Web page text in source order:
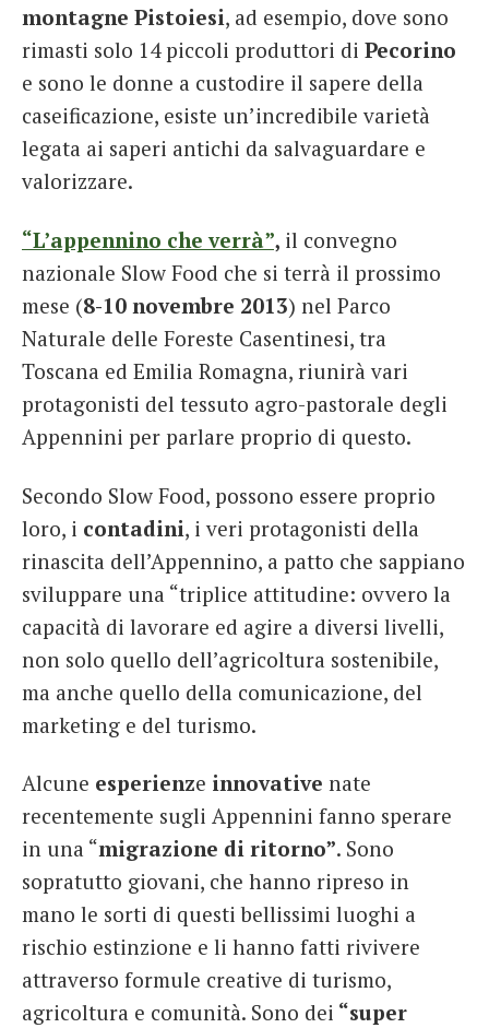
montagne Pistoiesi, ad esempio, dove sono
rimasti solo 14 piccoli produttori di Pecorino
e sono le donne a custodire il sapere della
caseificazione, esiste un’incredibile varietà
legata ai saperi antichi da salvaguardare e
valorizzare.
“L’appennino che verrà”, il convegno
nazionale Slow Food che si terrà il prossimo
mese (8-10 novembre 2013) nel Parco
Naturale delle Foreste Casentinesi, tra
Toscana ed Emilia Romagna, riunirà vari
protagonisti del tessuto agro-pastorale degli
Appennini per parlare proprio di questo.
Secondo Slow Food, possono essere proprio
loro, i contadini, i veri protagonisti della
rinascita dell’Appennino, a patto che sappiano
sviluppare una “triplice attitudine: ovvero la
capacità di lavorare ed agire a diversi livelli,
non solo quello dell’agricoltura sostenibile,
ma anche quello della comunicazione, del
marketing e del turismo.
Alcune esperienze innovative nate
recentemente sugli Appennini fanno sperare
in una “migrazione di ritorno”. Sono
sopratutto giovani, che hanno ripreso in
mano le sorti di questi bellissimi luoghi a
rischio estinzione e li hanno fatti rivivere
attraverso formule creative di turismo,
agricoltura e comunità. Sono dei “super